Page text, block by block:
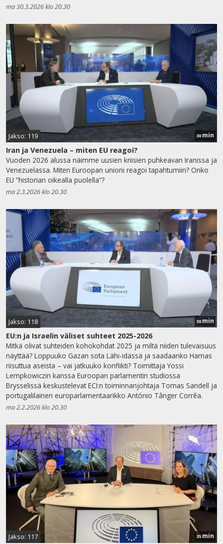
ma 30.3.2026 klo 20.30
Jakso: 119 30 min
Iran ja Venezuela – miten EU reagoi?
Vuoden 2026 alussa näimme uusien kriisien puhkeavan Iranissa ja
Venezuelassa. Miten Euroopan unioni reagoi tapahtumiin? Onko
EU ”historian oikealla puolella”?
ma 2.3.2026 klo 20.30
Jakso: 118 30 min
EU:n ja Israelin väliset suhteet 2025-2026
Mitkä olivat suhteiden kohokohdat 2025 ja miltä niiden tulevaisuus
näyttää? Loppuuko Gazan sota Lähi-idässä ja saadaanko Hamas
riisuttua aseista – vai jatkuuko konflikti? Toimittaja Yossi
Lempkowiczin kanssa Euroopan parlamentin studiossa
Brysselissä keskustelevat ECI:n toiminnanjohtaja Tomas Sandell ja
portugalilainen europarlamentaarikko António Tânger Corrêa.
ma 2.2.2026 klo 20.30
Jakso: 117 35 min